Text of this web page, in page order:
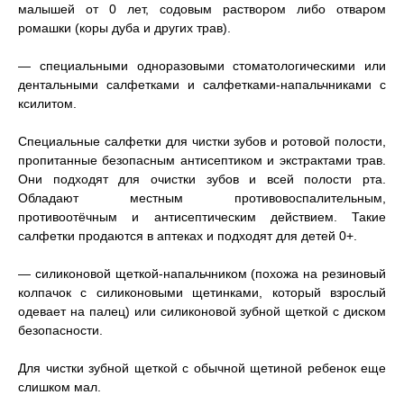
малышей от 0 лет, содовым раствором либо отваром
ромашки (коры дуба и других трав).
— специальными одноразовыми стоматологическими или
дентальными салфетками и салфетками-напальчниками с
ксилитом.
Специальные салфетки для чистки зубов и ротовой полости,
пропитанные безопасным антисептиком и экстрактами трав.
Они подходят для очистки зубов и всей полости рта.
Обладают местным противовоспалительным,
противоотёчным и антисептическим действием. Такие
салфетки продаются в аптеках и подходят для детей 0+.
— силиконовой щеткой-напальчником (похожа на резиновый
колпачок с силиконовыми щетинками, который взрослый
одевает на палец) или силиконовой зубной щеткой с диском
безопасности.
Для чистки зубной щеткой с обычной щетиной ребенок еще
слишком мал.